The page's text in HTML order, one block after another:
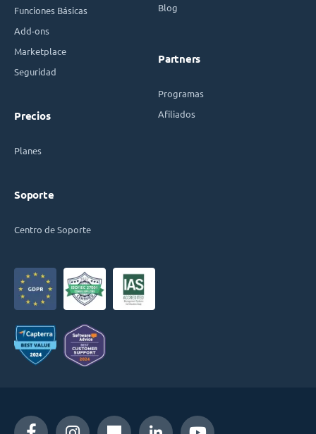
Funciones Básicas
Add-ons
Marketplace
Seguridad
Precios
Planes
Soporte
Centro de Soporte
Blog
Partners
Programas
Afiliados